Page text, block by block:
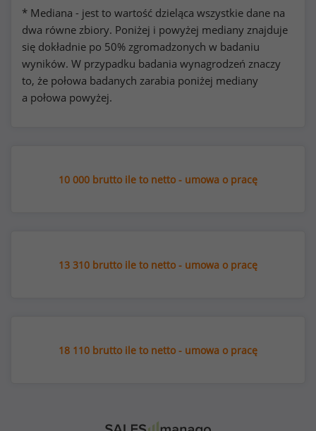
* Mediana - jest to wartość dzieląca wszystkie dane na
dwa równe zbiory. Poniżej i powyżej mediany znajduje
się dokładnie po 50% zgromadzonych w badaniu
wyników. W przypadku badania wynagrodzeń znaczy
to, że połowa badanych zarabia poniżej mediany
a połowa powyżej.
10 000 brutto ile to netto - umowa o pracę
13 310 brutto ile to netto - umowa o pracę
18 110 brutto ile to netto - umowa o pracę